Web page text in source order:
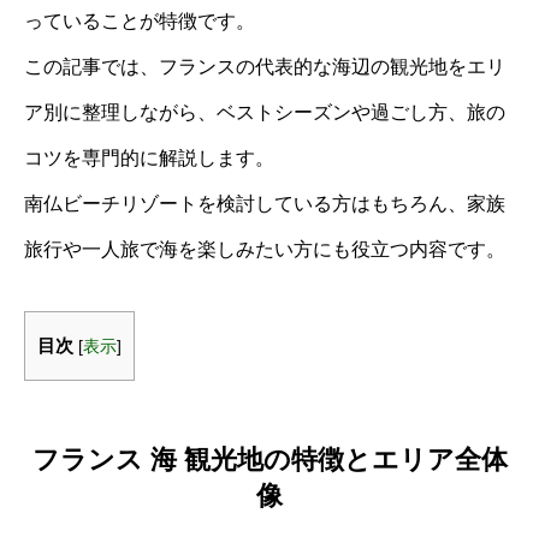
っていることが特徴です。
この記事では、フランスの代表的な海辺の観光地をエリ
ア別に整理しながら、ベストシーズンや過ごし方、旅の
コツを専門的に解説します。
南仏ビーチリゾートを検討している方はもちろん、家族
旅行や一人旅で海を楽しみたい方にも役立つ内容です。
目次 [表示]
フランス 海 観光地の特徴とエリア全体
像